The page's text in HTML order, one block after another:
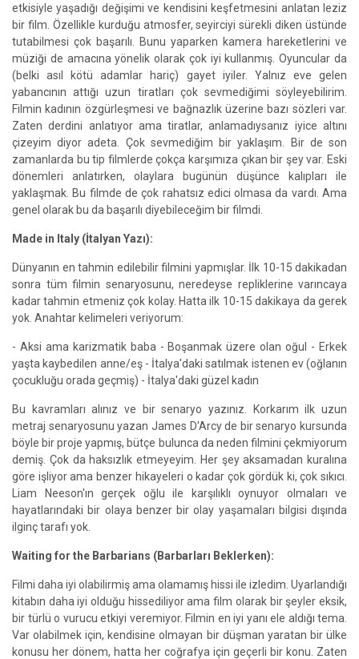
etkisiyle yaşadığı değişimi ve kendisini keşfetmesini anlatan leziz
bir film. Özellikle kurduğu atmosfer, seyirciyi sürekli diken üstünde
tutabilmesi çok başarılı. Bunu yaparken kamera hareketlerini ve
müziği de amacına yönelik olarak çok iyi kullanmış. Oyuncular da
(belki asıl kötü adamlar hariç) gayet iyiler. Yalnız eve gelen
yabancının attığı uzun tiratları çok sevmediğimi söyleyebilirim.
Filmin kadının özgürleşmesi ve bağnazlık üzerine bazı sözleri var.
Zaten derdini anlatıyor ama tiratlar, anlamadıysanız iyice altını
çizeyim diyor adeta. Çok sevmediğim bir yaklaşım. Bir de son
zamanlarda bu tip filmlerde çokça karşımıza çıkan bir şey var. Eski
dönemleri anlatırken, olaylara bugünün düşünce kalıpları ile
yaklaşmak. Bu filmde de çok rahatsız edici olmasa da vardı. Ama
genel olarak bu da başarılı diyebileceğim bir filmdi.
Made in Italy (İtalyan Yazı):
Dünyanın en tahmin edilebilir filmini yapmışlar. İlk 10-15 dakikadan
sonra tüm filmin senaryosunu, neredeyse repliklerine varıncaya
kadar tahmin etmeniz çok kolay. Hatta ilk 10-15 dakikaya da gerek
yok. Anahtar kelimeleri veriyorum:
- Aksi ama karizmatik baba - Boşanmak üzere olan oğul - Erkek
yaşta kaybedilen anne/eş - İtalya'daki satılmak istenen ev (oğlanın
çocukluğu orada geçmiş) - İtalya'daki güzel kadın
Bu kavramları alınız ve bir senaryo yazınız. Korkarım ilk uzun
metraj senaryosunu yazan James D'Arcy de bir senaryo kursunda
böyle bir proje yapmış, bütçe bulunca da neden filmini çekmiyorum
demiş. Çok da haksızlık etmeyeyim. Her şey aksamadan kuralına
göre işliyor ama benzer hikayeleri o kadar çok gördük ki, çok sıkıcı.
Liam Neeson'ın gerçek oğlu ile karşılıklı oynuyor olmaları ve
hayatlarındaki bir olaya benzer bir olay yaşamaları bilgisi dışında
ilginç tarafı yok.
Waiting for the Barbarians (Barbarları Beklerken):
Filmi daha iyi olabilirmiş ama olamamış hissi ile izledim. Uyarlandığı
kitabın daha iyi olduğu hissediliyor ama film olarak bir şeyler eksik,
bir türlü o vurucu etkiyi veremiyor. Filmin en iyi yanı ele aldığı tema.
Var olabilmek için, kendisine olmayan bir düşman yaratan bir ülke
konusu her dönem, hatta her coğrafya için geçerli bir konu. Zaten